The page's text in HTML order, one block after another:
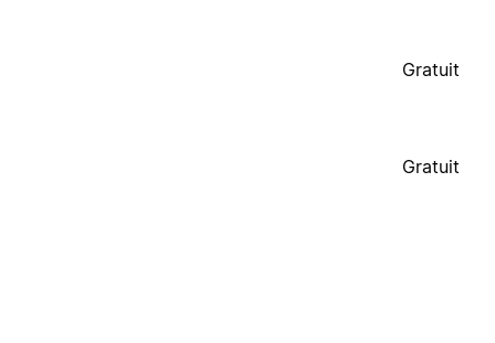
Gratuit
Gratuit